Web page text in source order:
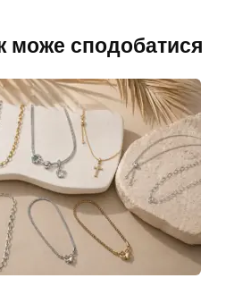
може сподобатися